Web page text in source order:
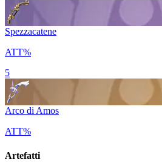
Spezzacatene
ATT%
5
Arco di Amos
ATT%
Artefatti